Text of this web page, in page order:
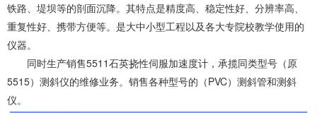
铁路、堤坝等的剖面沉降。其特点是精度高、稳定性好、分辨率高、
重复性好、携带方便等。是大中小型工程以及各大专院校教学使用的
仪器。
同时生产销售5511石英挠性伺服加速度计，承揽同类型号（原
5515）测斜仪的维修业务。销售各种型号的（PVC）测斜管和测斜
仪。